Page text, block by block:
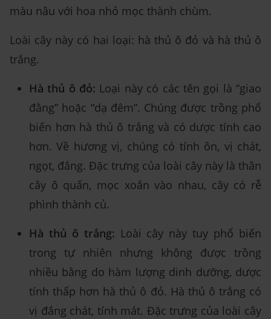
màu nâu với hoa nhỏ mọc thành chùm.
Loài cây này có hai loại: hà thủ ô đỏ và hà thủ ô
trắng.
Hà thủ ô đỏ: Loại này có các tên gọi là “giao
đằng” hoặc “dạ đêm”. Chúng được trồng phổ
biến hơn hà thủ ô trắng và có dược tính cao
hơn. Về hương vị, chúng có tính ôn, vị chát,
ngọt, đắng. Đặc trưng của loài cây này là thân
cây ô quấn, mọc xoắn vào nhau, cây có rễ
phình thành củ.
Hà thủ ô trắng: Loài cây này tuy phổ biến
trong tự nhiên nhưng không được trồng
nhiều bằng do hàm lượng dinh dưỡng, dược
tính thấp hơn hà thủ ô đỏ. Hà thủ ô trắng có
vị đắng chát, tính mát. Đặc trưng của loài cây